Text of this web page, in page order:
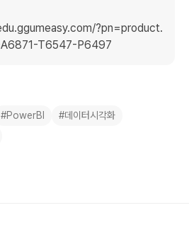
?pn=product.
#PowerBI
#데이터시각화